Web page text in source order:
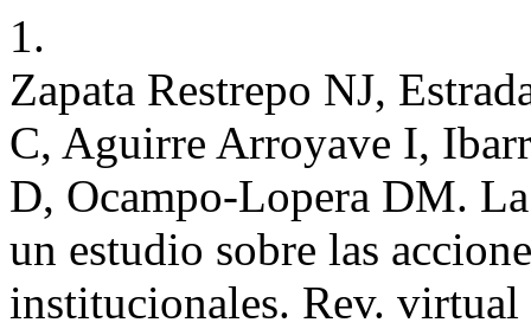
1.
Zapata Restrepo NJ,
C, Aguirre Arroyave I,
D, Ocampo-Lopera DM.
un estudio sobre las
institucionales. Rev.